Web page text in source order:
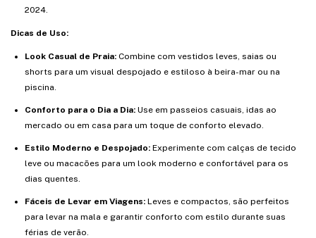
2024.
Dicas de Uso:
Look Casual de Praia: Combine com vestidos leves, saias ou
shorts para um visual despojado e estiloso à beira-mar ou na
piscina.
Conforto para o Dia a Dia: Use em passeios casuais, idas ao
mercado ou em casa para um toque de conforto elevado.
Estilo Moderno e Despojado: Experimente com calças de tecido
leve ou macacões para um look moderno e confortável para os
dias quentes.
Fáceis de Levar em Viagens: Leves e compactos, são perfeitos
para levar na mala e garantir conforto com estilo durante suas
férias de verão.